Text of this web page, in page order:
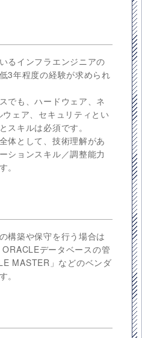
るインフラエンジニアの
3年程度の経験が求められ
でも、ハードウェア、ネ
ェア、セキュリティとい
スキルは必須です。
体として、技術理解があ
ションスキル／調整能力
。
構築や保守を行う場合は
ORACLEデータベースの管
MASTER」などのベンダ
。